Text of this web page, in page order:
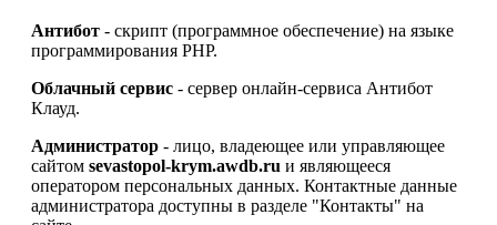
Антибот - скрипт (программное обеспечение) на языке
программирования PHP.
Облачный сервис - сервер онлайн-сервиса Антибот
Клауд.
Администратор - лицо, владеющее или управляющее
сайтом sevastopol-krym.awdb.ru и являющееся
оператором персональных данных. Контактные данные
администратора доступны в разделе "Контакты" на